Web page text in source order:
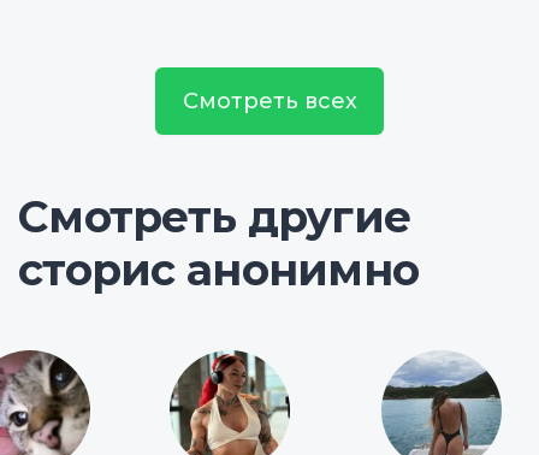
Смотреть всех
Смотреть другие
сторис анонимно